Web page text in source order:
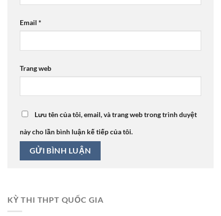
Email *
Trang web
Lưu tên của tôi, email, và trang web trong trình duyệt
này cho lần bình luận kế tiếp của tôi.
KỲ THI THPT QUỐC GIA